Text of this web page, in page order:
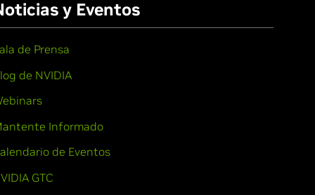
y Eventos
de Prensa
de NVIDIA
Informado
de Eventos
GTC